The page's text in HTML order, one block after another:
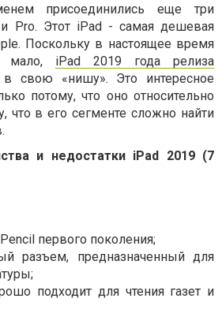
присоединились еще три
Pro. Этот iPad - самая дешевая
Поскольку в настоящее время
мало, iPad 2019 года релиза
в свою «нишу». Это интересное
потому, что оно относительно
что в его сегменте сложно найти
и недостатки iPad 2019 (7
первого поколения;
разъем, предназначенный для
подходит для чтения газет и